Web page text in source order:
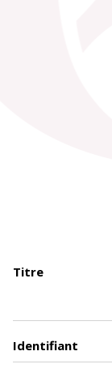
Titre
Identifiant